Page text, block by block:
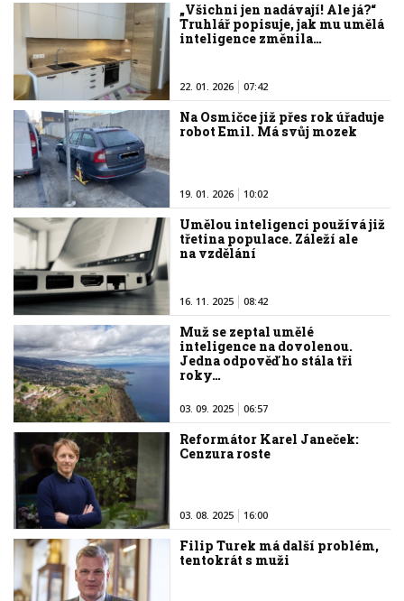
„Všichni jen nadávají! Ale já?“
Truhlář popisuje, jak mu umělá
inteligence změnila…
22. 01. 2026 07:42
Na Osmičce již přes rok úřaduje
robot Emil. Má svůj mozek
19. 01. 2026 10:02
Umělou inteligenci používá již
třetina populace. Záleží ale
na vzdělání
16. 11. 2025 08:42
Muž se zeptal umělé
inteligence na dovolenou.
Jedna odpověď ho stála tři
roky…
03. 09. 2025 06:57
Reformátor Karel Janeček:
Cenzura roste
03. 08. 2025 16:00
Filip Turek má další problém,
tentokrát s muži